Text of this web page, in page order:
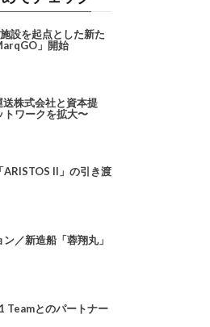
設を起点とした新た
」開始
株式会社と資本提
ワークを拡大〜
ARISTOS II」の引き渡
／新造船「蓉翔丸」
Teamとのパートナー